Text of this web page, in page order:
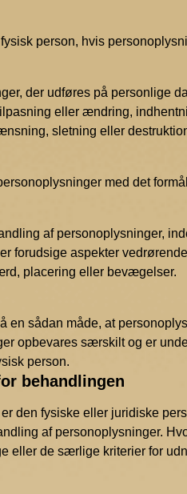
person, hvis
der udføres på personlige
eller ændring,
sletning eller
med det
af personoplysninger,
forudsige aspekter
placering eller bevægelser.
en sådan måde, at
opbevares særskilt og er
person.
behandlingen
den fysiske eller juridiske
af personoplysninger.
eller de særlige kriterier for